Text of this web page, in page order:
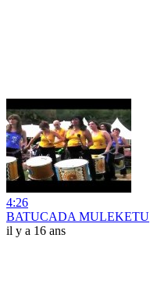
4:26
BATUCADA MULEKETU
il y a 16 ans